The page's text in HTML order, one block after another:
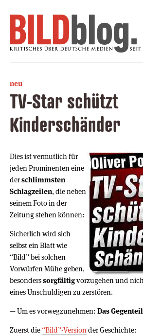
neu
TV-Star schützt
Kinderschänder
Dies ist vermutlich für
jeden Prominenten eine
derschlimmsten
Schlagzeilen, die neben
seinem Foto in der
Zeitung stehen können:
Sicherlich wird sich
selbst ein Blatt wie
“Bild” bei solchen
Vorwürfen Mühe geben,
besonderssorgfältigvorzugehen und
eines Unschuldigen zu zerstören.
— Um es vorwegzunehmen: Das
Zuerst die “Bild”-Version der Geschichte: